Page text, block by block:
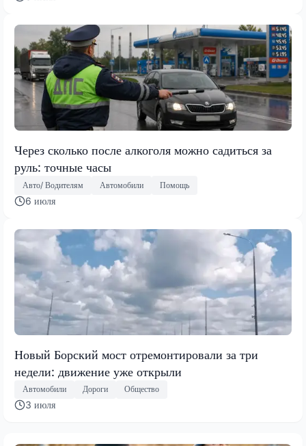
Через сколько после алкоголя можно садиться за
руль: точные часы
Авто/ Водителям Автомобили Помощь
6 июля
Новый Борский мост отремонтировали за три
недели: движение уже открыли
Автомобили Дороги Общество
3 июля